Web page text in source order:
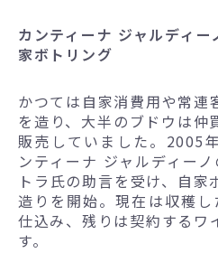
カンティーナ ジャルディ
家ボトリング
かつては自家消費用や常連
を造り、大半のブドウは仲
販売していました。2005
ンティーナ ジャルディー
トラ氏の助言を受け、自
造りを開始。現在は収穫
仕込み、残りは契約するワ
す。